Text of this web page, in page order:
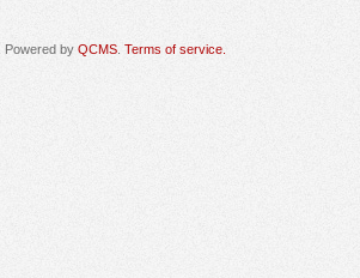
. Powered by QCMS Terms of service.